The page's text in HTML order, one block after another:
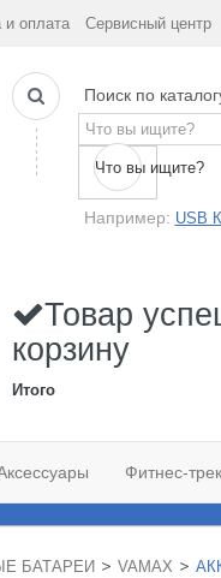
и оплата Сервисный центр
Поиск по
Что вы ищите?
Например: USB
Товар
корзину
Итого
Фитнес-
БАТАРЕИ > VAMAX >